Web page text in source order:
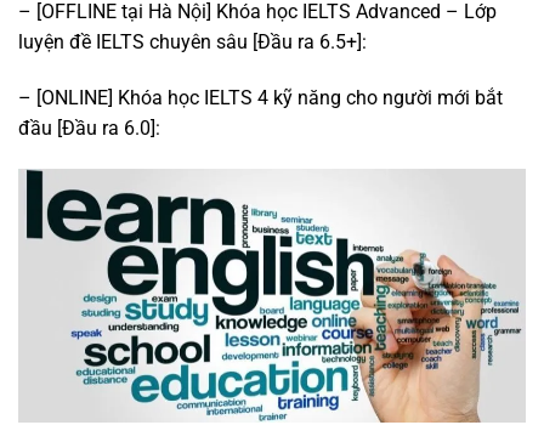
– [OFFLINE tại Hà Nội] Khóa học IELTS Advanced – Lớp
luyện đề IELTS chuyên sâu [Đầu ra 6.5+]:
– [ONLINE] Khóa học IELTS 4 kỹ năng cho người mới bắt
đầu [Đầu ra 6.0]: